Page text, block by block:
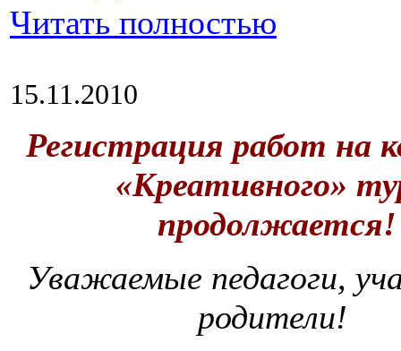
Читать полностью
15.11.2010
Регистрация работ на
«Креативного»
продолжается!
Уважаемые педагоги,
родители!